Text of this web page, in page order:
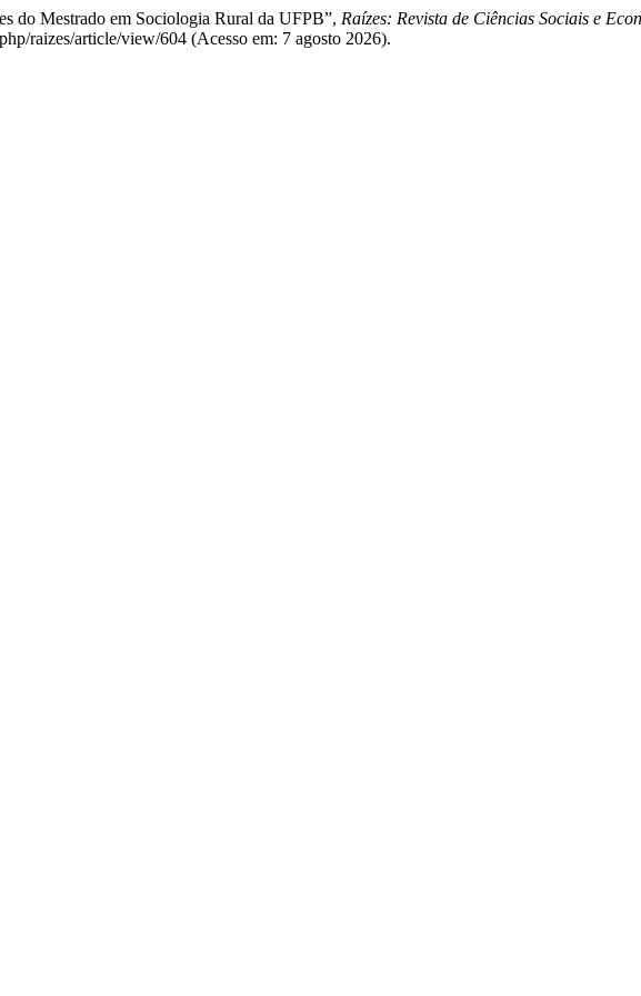
do Mestrado em Sociologia Rural da UFPB”, Raízes: Revista de Ciências Sociais e
raizes/article/view/604 (Acesso em: 7 agosto 2026).